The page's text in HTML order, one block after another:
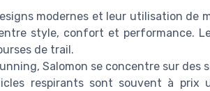
modernes et leur utilisation de
style, confort et performance.
de trail.
Salomon se concentre sur des
respirants sont souvent à prix